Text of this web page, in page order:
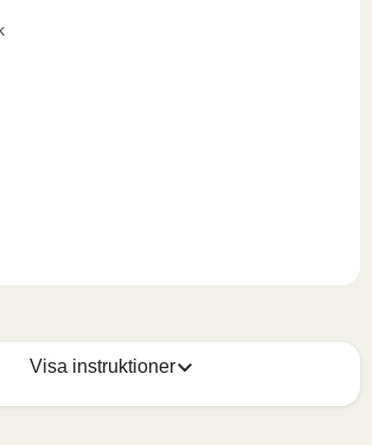
Visa instruktioner